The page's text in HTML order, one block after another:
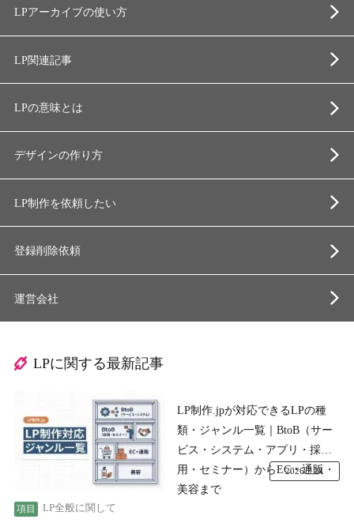
LPアーカイブの使い方
LP関連記事
LPの意味とは
デザインの作り方
LP制作を依頼したい
登録削除依頼
運営会社
LPに関する最新記事
LP制作.jpが対応できるLPの種
類・ジャンル一覧｜BtoB（サー
ビス・システム・アプリ・採
用・セミナー）からEC・通販・
美容まで
LP全般に関して
2026.7.24